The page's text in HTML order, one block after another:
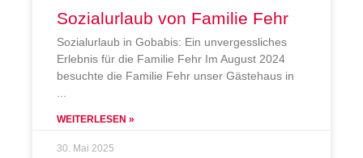
Sozialurlaub von Familie Fehr
Sozialurlaub in Gobabis: Ein unvergessliches
Erlebnis für die Familie Fehr Im August 2024
besuchte die Familie Fehr unser Gästehaus in
WEITERLESEN »
30. Mai 2025